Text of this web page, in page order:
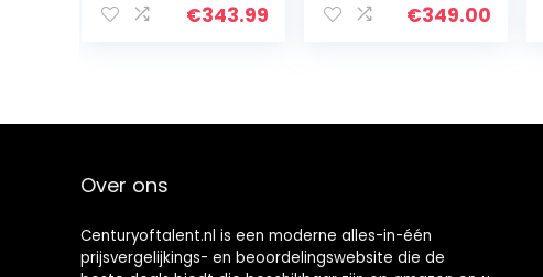
€343.99
Wit – Slimme
€349.00
Over ons
Centuryoftalent.nl is een moderne alles-in-één
prijsvergelijkings- en beoordelingswebsite die de